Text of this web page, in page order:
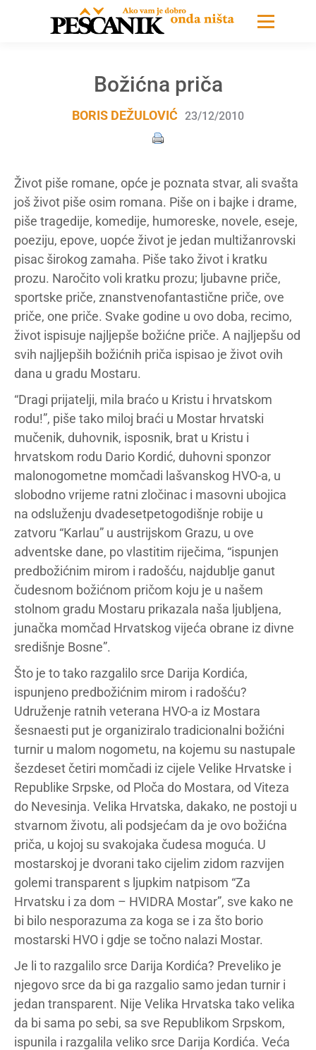
Božićna priča
BORIS DEŽULOVIĆ 23/12/2010
Život piše romane, opće je poznata stvar, ali svašta
još život piše osim romana. Piše on i bajke i drame,
piše tragedije, komedije, humoreske, novele, eseje,
poeziju, epove, uopće život je jedan multižanrovski
pisac širokog zamaha. Piše tako život i kratku
prozu. Naročito voli kratku prozu; ljubavne priče,
sportske priče, znanstvenofantastične priče, ove
priče, one priče. Svake godine u ovo doba, recimo,
život ispisuje najljepše božićne priče. A najljepšu od
svih najljepših božićnih priča ispisao je život ovih
dana u gradu Mostaru.
“Dragi prijatelji, mila braćo u Kristu i hrvatskom
rodu!”, piše tako miloj braći u Mostar hrvatski
mučenik, duhovnik, isposnik, brat u Kristu i
hrvatskom rodu Dario Kordić, duhovni sponzor
malonogometne momčadi lašvanskog HVO-a, u
slobodno vrijeme ratni zločinac i masovni ubojica
na odsluženju dvadesetpetogodišnje robije u
zatvoru “Karlau” u austrijskom Grazu, u ove
adventske dane, po vlastitim riječima, “ispunjen
predbožićnim mirom i radošću, najdublje ganut
čudesnom božićnom pričom koju je u našem
stolnom gradu Mostaru prikazala naša ljubljena,
junačka momčad Hrvatskog vijeća obrane iz divne
središnje Bosne”.
Što je to tako razgalilo srce Darija Kordića,
ispunjeno predbožićnim mirom i radošću?
Udruženje ratnih veterana HVO-a iz Mostara
šesnaesti put je organiziralo tradicionalni božićni
turnir u malom nogometu, na kojemu su nastupale
šezdeset četiri momčadi iz cijele Velike Hrvatske i
Republike Srpske, od Ploča do Mostara, od Viteza
do Nevesinja. Velika Hrvatska, dakako, ne postoji u
stvarnom životu, ali podsjećam da je ovo božićna
priča, u kojoj su svakojaka čudesa moguća. U
mostarskoj je dvorani tako cijelim zidom razvijen
golemi transparent s ljupkim natpisom “Za
Hrvatsku i za dom – HVIDRA Mostar”, sve kako ne
bi bilo nesporazuma za koga se i za što borio
mostarski HVO i gdje se točno nalazi Mostar.
Je li to razgalilo srce Darija Kordića? Preveliko je
njegovo srce da bi ga razgalio samo jedan turnir i
jedan transparent. Nije Velika Hrvatska tako velika
da bi sama po sebi, sa sve Republikom Srpskom,
ispunila i razgalila veliko srce Darija Kordića. Veća